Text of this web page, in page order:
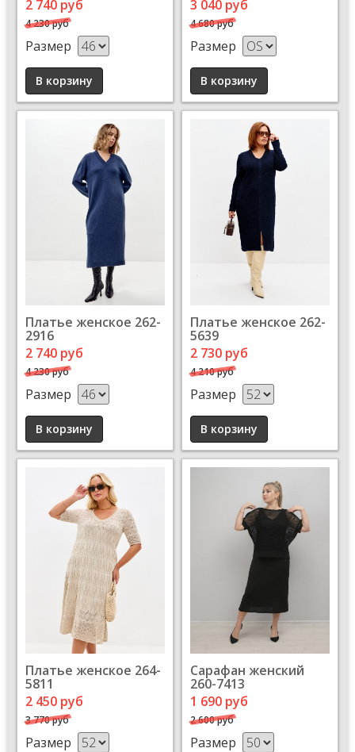
2 740 руб
4 230 руб
Размер
3 040 руб
4 680 руб
Размер
Платье женское 262-
2916
2 740 руб
4 230 руб
Размер
Платье женское 262-
5639
2 730 руб
4 210 руб
Размер
Платье женское 264-
5811
2 450 руб
3 770 руб
Размер
Сарафан женский
260-7413
1 690 руб
2 600 руб
Размер